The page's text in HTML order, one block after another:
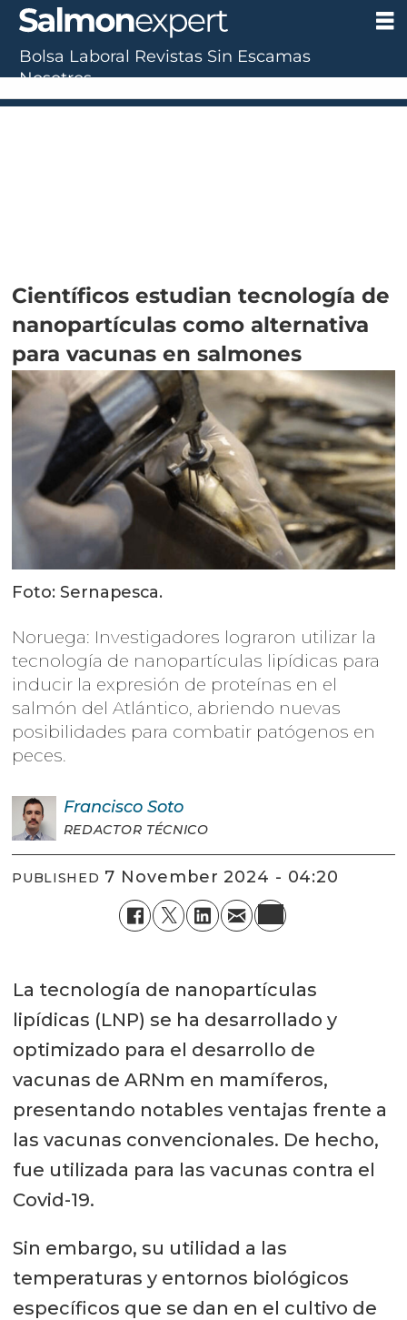
Científicos estudian tecnología de
nanopartículas como alternativa
para vacunas en salmones
Foto: Sernapesca.
Noruega: Investigadores lograron utilizar la
tecnología de nanopartículas lipídicas para
inducir la expresión de proteínas en el
salmón del Atlántico, abriendo nuevas
posibilidades para combatir patógenos en
peces.
Francisco Soto
REDACTOR TÉCNICO
PUBLISHED 7 November 2024 - 04:20
La tecnología de nanopartículas
lipídicas (LNP) se ha desarrollado y
optimizado para el desarrollo de
vacunas de ARNm en mamíferos,
presentando notables ventajas frente a
las vacunas convencionales. De hecho,
fue utilizada para las vacunas contra el
Covid-19.
Sin embargo, su utilidad a las
temperaturas y entornos biológicos
específicos que se dan en el cultivo de
Bolsa Laboral Revistas Sin Escamas
Nosotros